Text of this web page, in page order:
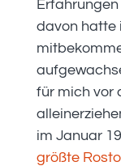
davon hatte
für mich vor
im Januar
größte